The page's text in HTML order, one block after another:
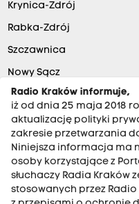
Krynica-Zdrój
Rabka-Zdrój
Szczawnica
Nowy Sącz
RADIO KRAKÓW SA. Aleja
Radio Kraków informuje,
iż od dnia 25 maja 2018
aktualizację polityki
zakresie przetwarzania
Niniejsza informacja ma
osoby korzystające z
słuchaczy Radia Kraków
stosowanych przez